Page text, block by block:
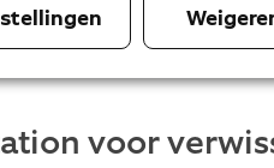
voor